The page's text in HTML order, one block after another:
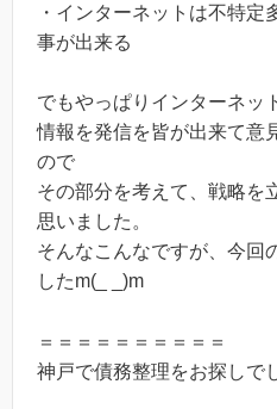
・インターネットは不特定
事が出来る
でもやっぱりインターネッ
情報を発信を皆が出来て意
ので
その部分を考えて、戦略を
思いました。
そんなこんなですが、今回
したm(_ _)m
＝＝＝＝＝＝＝＝＝＝
神戸で債務整理をお探しで